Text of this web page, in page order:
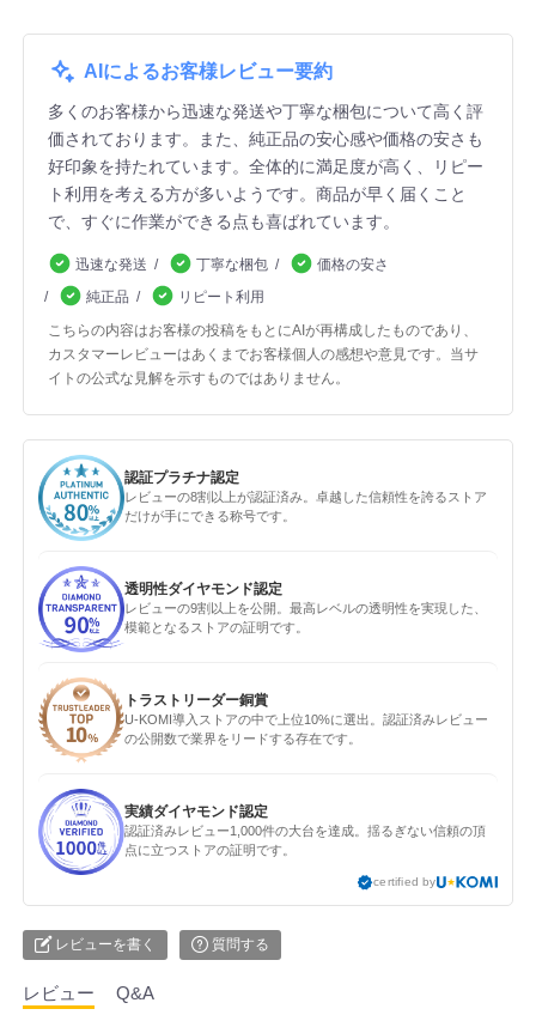
AIによるお客様レビュー要約
多くのお客様から迅速な発送や丁寧な梱包について高く評
価されております。また、純正品の安心感や価格の安さも
好印象を持たれています。全体的に満足度が高く、リピー
ト利用を考える方が多いようです。商品が早く届くこと
で、すぐに作業ができる点も喜ばれています。
迅速な発送 丁寧な梱包
価格の安さ
純正品
リピート利用
こちらの内容はお客様の投稿をもとにAIが再構成したものであり、
カスタマーレビューはあくまでお客様個人の感想や意見です。当サ
イトの公式な見解を示すものではありません。
認証プラチナ認定
レビューの8割以上が認証済み。卓越した信頼性を誇るストア
だけが手にできる称号です。
透明性ダイヤモンド認定
レビューの9割以上を公開。最高レベルの透明性を実現した、
模範となるストアの証明です。
トラストリーダー銅賞
U-KOMI導入ストアの中で上位10%に選出。認証済みレビュー
の公開数で業界をリードする存在です。
実績ダイヤモンド認定
認証済みレビュー1,000件の大台を達成。揺るぎない信頼の頂
点に立つストアの証明です。
certified by
レビューを書く 質問する
レビュー Q&A